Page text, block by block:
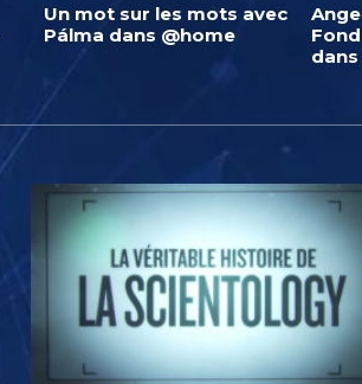
Un mot sur les mots avec
Pálma dans @home